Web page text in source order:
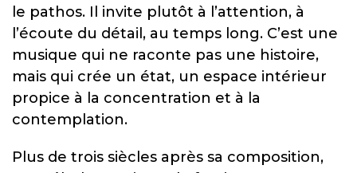
le pathos. Il invite plutôt à l’attention, à
l’écoute du détail, au temps long. C’est une
musique qui ne raconte pas une histoire,
mais qui crée un état, un espace intérieur
propice à la concentration et à la
contemplation.
Plus de trois siècles après sa composition,